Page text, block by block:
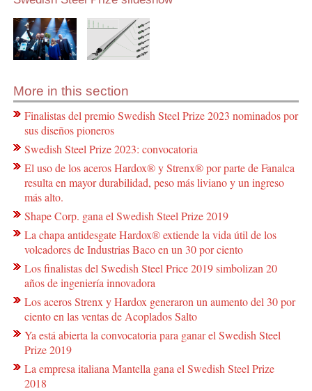
More in this section
Finalistas del premio Swedish Steel Prize 2023 nominados por
sus diseños pioneros
Swedish Steel Prize 2023: convocatoria
El uso de los aceros Hardox® y Strenx® por parte de Fanalca
resulta en mayor durabilidad, peso más liviano y un ingreso
más alto.
Shape Corp. gana el Swedish Steel Prize 2019
La chapa antidesgate Hardox® extiende la vida útil de los
volcadores de Industrias Baco en un 30 por ciento
Los finalistas del Swedish Steel Price 2019 simbolizan 20
años de ingeniería innovadora
Los aceros Strenx y Hardox generaron un aumento del 30 por
ciento en las ventas de Acoplados Salto
Ya está abierta la convocatoria para ganar el Swedish Steel
Prize 2019
La empresa italiana Mantella gana el Swedish Steel Prize
2018